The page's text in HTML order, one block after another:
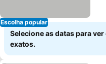
Escolha popular
Selecione as datas para
exatos.